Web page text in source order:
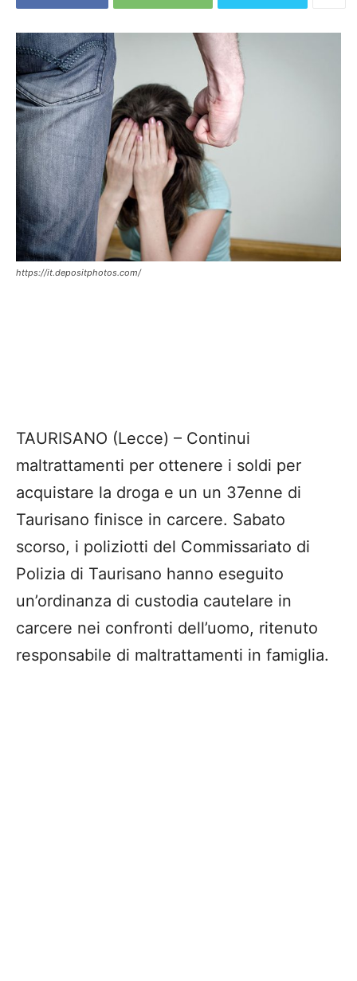
https://it.depositphotos.com/
TAURISANO (Lecce) – Continui
maltrattamenti per ottenere i soldi per
acquistare la droga e un un 37enne di
Taurisano finisce in carcere. Sabato
scorso, i poliziotti del Commissariato di
Polizia di Taurisano hanno eseguito
un’ordinanza di custodia cautelare in
carcere nei confronti dell’uomo, ritenuto
responsabile di maltrattamenti in famiglia.